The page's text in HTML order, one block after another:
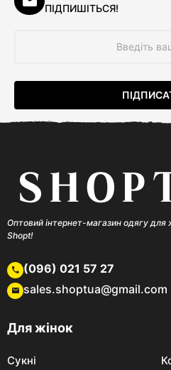
ПІДПИШІТЬСЯ!
Оптовий інтернет-магазин одягу для
Shopt!
(096) 021 57 27
sales.shoptua@gmail.com
Для жінок
Сукні